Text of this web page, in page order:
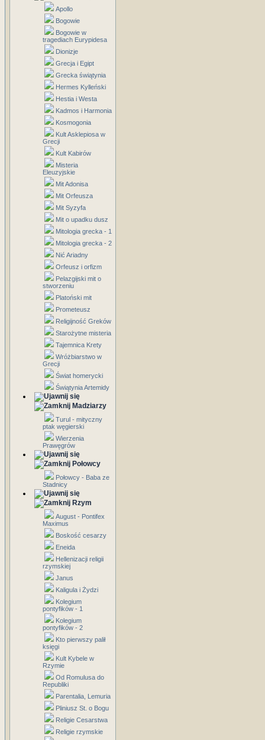
Apollo
Bogowie
Bogowie w
tragediach Eurypidesa
Dionizje
Grecja i Egipt
Grecka świątynia
Hermes Kylleński
Hestia i Westa
Kadmos i Harmonia
Kosmogonia
Kult Asklepiosa w
Grecji
Kult Kabirów
Misteria
Eleuzyjskie
Mit Adonisa
Mit Orfeusza
Mit Syzyfa
Mit o upadku dusz
Mitologia grecka - 1
Mitologia grecka - 2
Nić Ariadny
Orfeusz i orfizm
Pelazgijski mit o
stworzeniu
Platoński mit
Prometeusz
Religijność Greków
Starożytne misteria
Tajemnica Krety
Wróżbiarstwo w
Grecji
Świat homerycki
Świątynia Artemidy
Madziarzy
Turul - mityczny
ptak węgierski
Wierzenia
Prawęgrów
Połowcy
Połowcy - Baba ze
Stadnicy
Rzym
August - Pontifex
Maximus
Boskość cesarzy
Eneida
Hellenizacji religii
rzymskiej
Janus
Kaligula i Żydzi
Kolegium
pontyfików - 1
Kolegium
pontyfików - 2
Kto pierwszy palił
księgi
Kult Kybele w
Rzymie
Od Romulusa do
Republiki
Parentalia, Lemuria
Pliniusz St. o Bogu
Religie Cesarstwa
Religie rzymskie